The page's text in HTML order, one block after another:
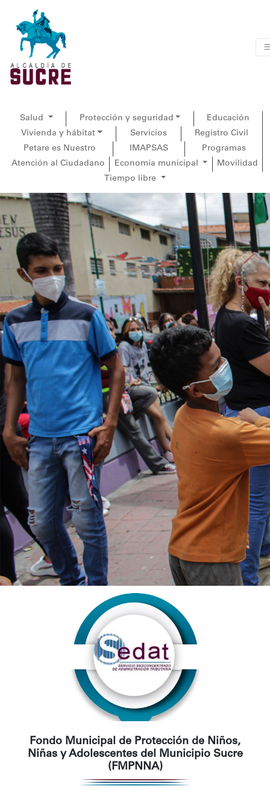
Salud Protección y seguridad
Educación
Vivienda y hábitat
Servicios
Registro Civil
Petare es Nuestro
IMAPSAS
Programas
Atención al Ciudadano
Economía municipal
Movilidad
Tiempo libre
Fondo Municipal de Protección de Niños,
Niñas y Adolescentes del Municipio Sucre
(FMPNNA)